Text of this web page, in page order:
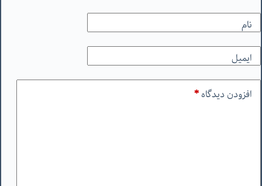
نام
ایمیل
افزودن دیدگاه*